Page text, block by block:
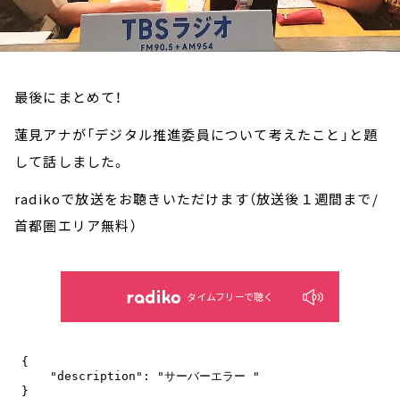
最後にまとめて！
蓮見アナが「デジタル推進委員について考えたこと」と題
して話しました。
radikoで放送をお聴きいただけます（放送後１週間まで/
首都圏エリア無料）
タイムフリーで聴く